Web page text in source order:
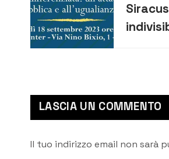
LASCIA UN COMMENTO
Il tuo indirizzo email non sarà